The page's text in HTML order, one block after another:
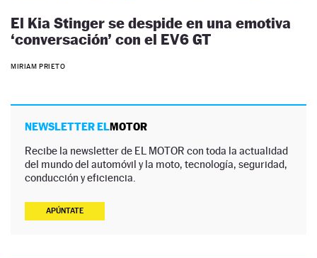
El Kia Stinger se despide en una emotiva
‘conversación’ con el EV6 GT
MIRIAM PRIETO
NEWSLETTER ELMOTOR
Recibe la newsletter de EL MOTOR con toda la actualidad
del mundo del automóvil y la moto, tecnología, seguridad,
conducción y eficiencia.
APÚNTATE